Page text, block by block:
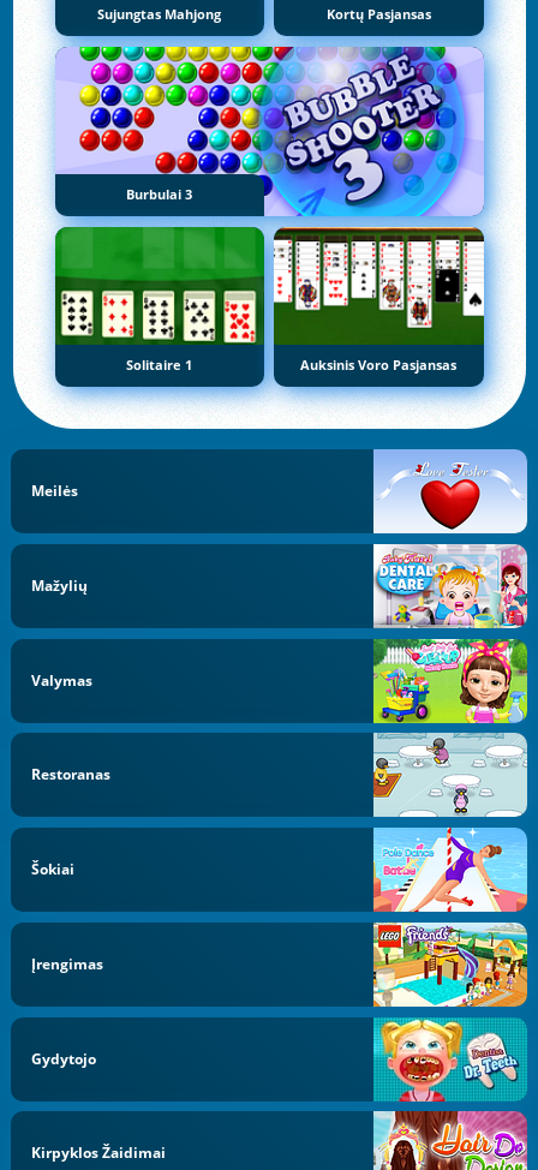
Sujungtas Mahjong Kortų Pasjansas
Burbulai 3
Solitaire 1 Auksinis Voro Pasjansas
Meilės
Mažylių
Valymas
Restoranas
Šokiai
Įrengimas
Gydytojo
Kirpyklos Žaidimai